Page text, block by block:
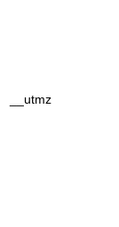
__utmz